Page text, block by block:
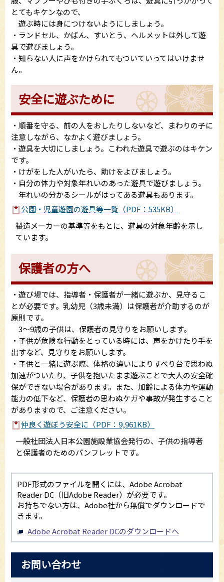
とてもキケンなので、
遊ぶ時には身につけないようにしましょう。
・ランドセル、かばん、すいとう、ヘルメットは外して遊
具で遊びましょう。
・知らない人に声をかけられてもついていってはいけませ
ん。
安全に遊ぶために
・順番を守る、前の人をおしたりしないなど、まわりの子に
注意しながら、なかよく遊びましょう。
・遊具を大切にしましょう。こわれた遊具で遊ぶのはキケン
です。
・けがをした人がいたら、助けをよびましょう。
・自分の体力や対象年れいのあった遊具で遊びましょう。
年れいの分かるシールがはってある遊具もあります。
公園・児童遊園の遊具等一覧（PDF：535KB）
製造メーカーの基準等をもとに、遊具の対象年齢を示し
ています。
保護者の方へ
・遊び場では、指導者・保護者が一緒に遊ぶか、見守るこ
とが必要です。乳幼児（3歳未満）は保護者が介助するのが
原則です。
3～9歳の子供は、保護者の見守りをお願いします。
・子供が危険な行動をとっている時には、声をかけたり手を
出すなど、見守りをお願いします。
・子供と一緒に遊ぶ際、体格の違いによりすべり台で思わぬ
加速がついたり、子供を抱いたまま遊ぶことで大人の安全確
保ができない場合があります。また、加齢による体力や運動
能力の低下など、保護者の思わぬケガや事故が発生すること
がありますので、ご注意ください。
仲良く遊ぼう安全に（PDF：9,961KB）
一般社団法人日本公園施設業協会発行の、子供の指導者
と保護者のためのパンフレットです。
PDF形式のファイルを開くには、Adobe Acrobat
Reader DC（旧Adobe Reader）が必要です。
お持ちでない方は、Adobe社から無償でダウンロードで
きます。
Adobe Acrobat Reader DCのダウンロードへ
お問い合わせ